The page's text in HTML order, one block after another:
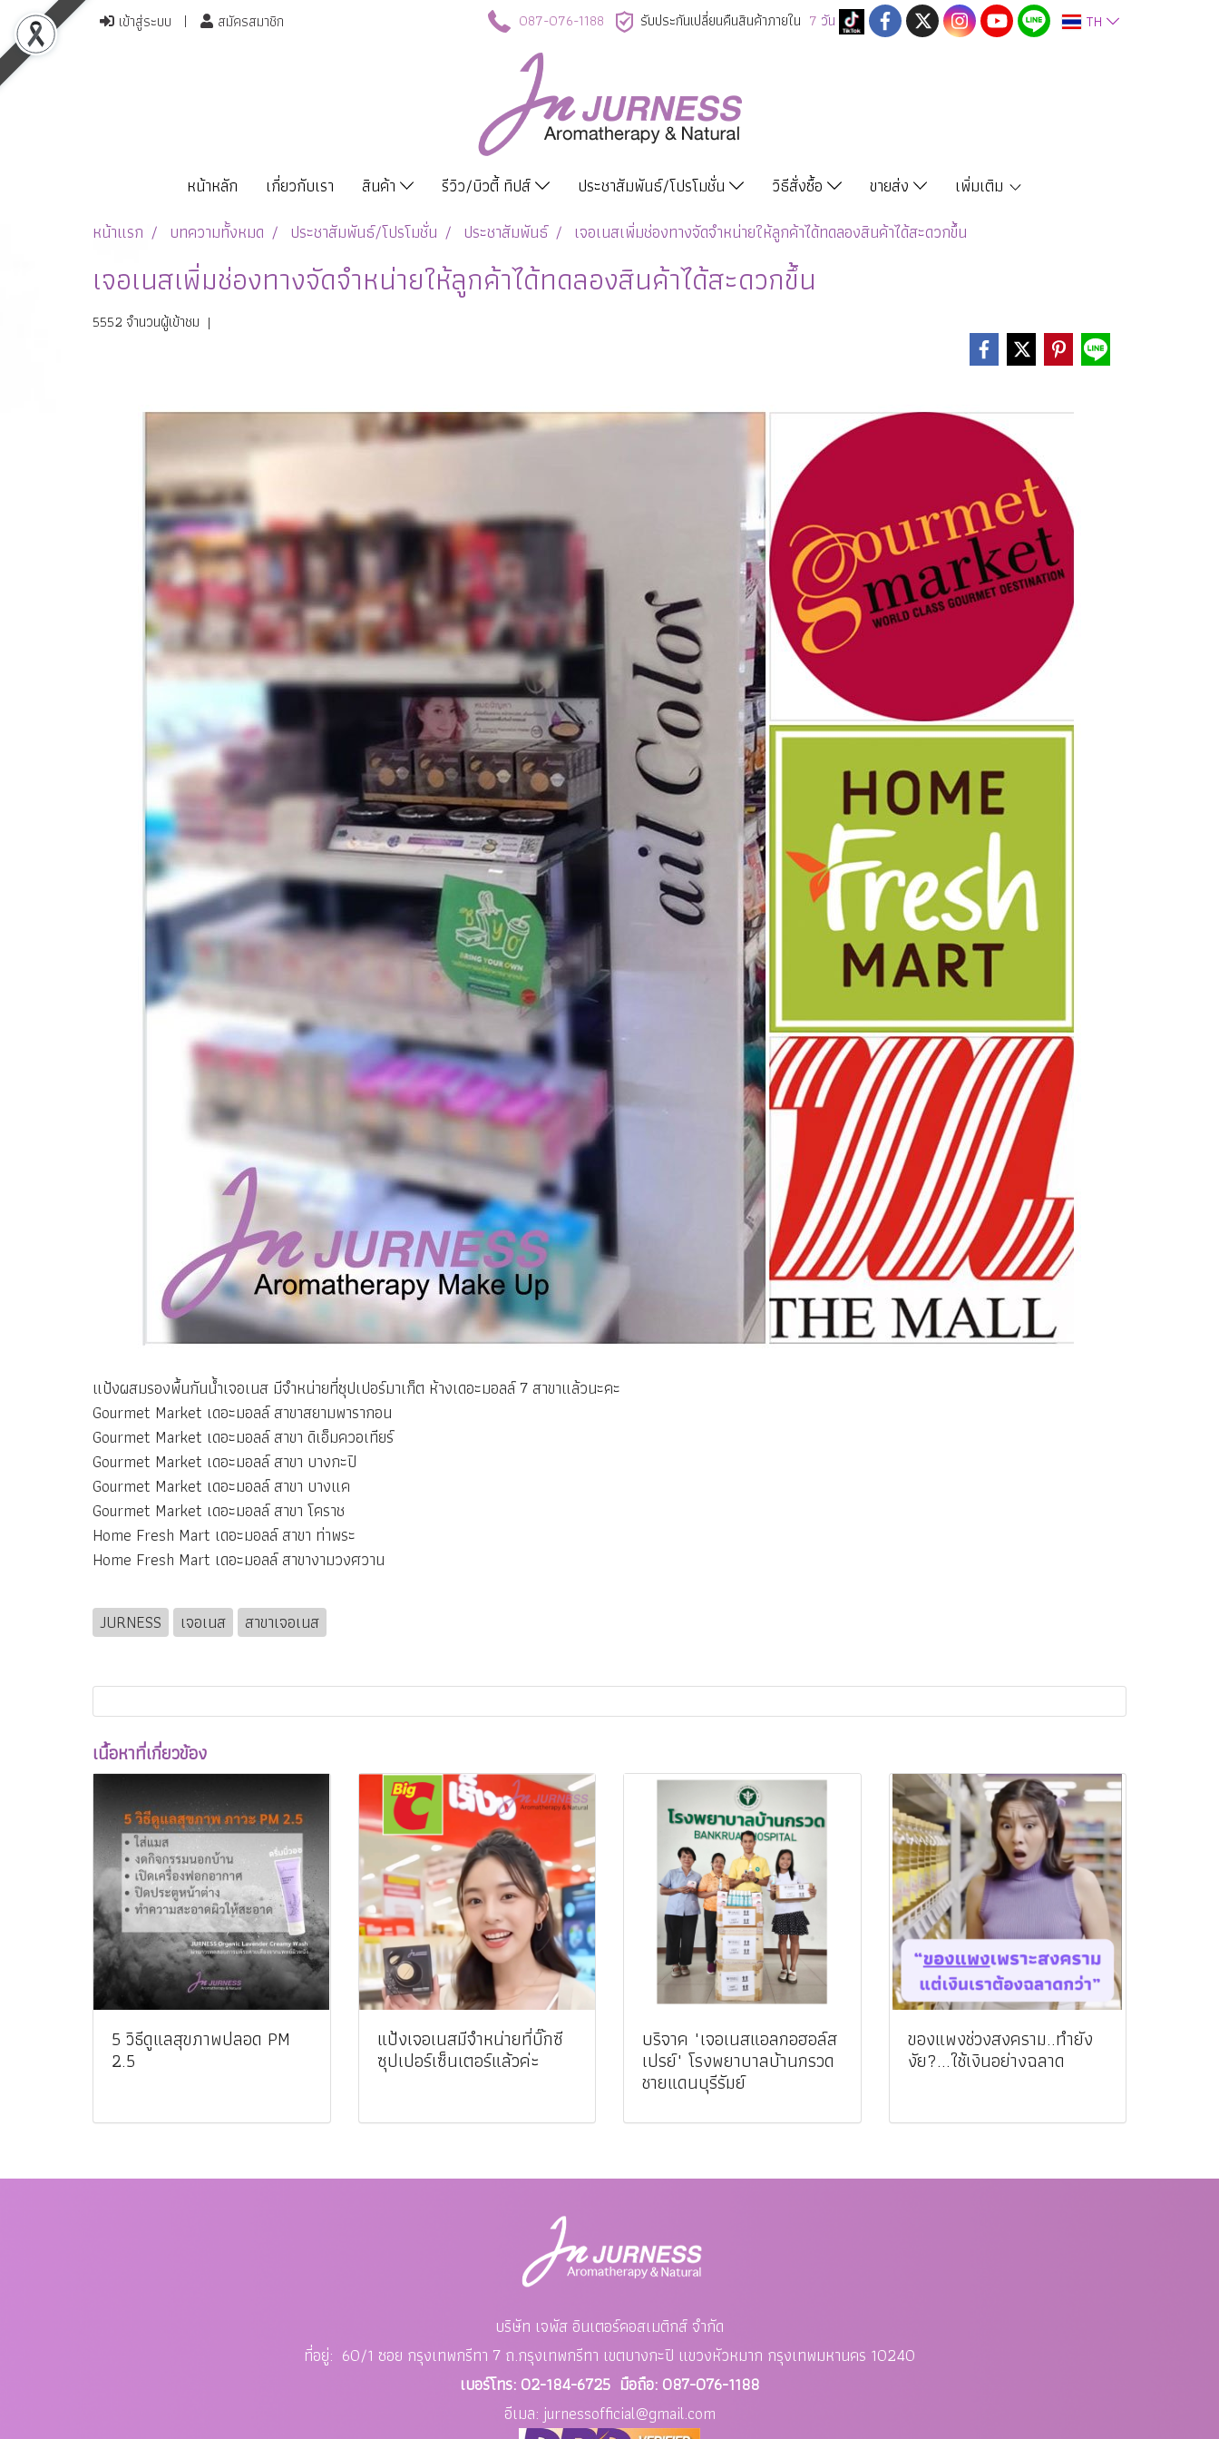
เข้าสู่ระบบ สมัครสมาชิก 087-076-1188 รับประกันเปลี่ยนคืนสินค้าภายใน 7 วัน TH
หน้าหลัก เกี่ยวกับเรา สินค้า รีวิว/บิวตี้ ทิปส์ ประชาสัมพันธ์/โปรโมชั่น วิธีสั่งซื้อ ขายส่ง
เพิ่มเติม
หน้าแรก
บทความทั้งหมด ประชาสัมพันธ์/โปรโมชั่น ประชาสัมพันธ์ เจอเนสเพิ่มช่องทางจัดจำหน่ายให้ลูกค้าได้ทดลองสินค้าได้สะดวกขึ้น
เจอเนสเพิ่มช่องทางจัดจำหน่ายให้ลูกค้าได้ทดลองสินค้าได้สะดวกขึ้น
5552 จำนวนผู้เข้าชม |
แป้งผสมรองพื้นกันน้ำเจอเนส มีจำหน่ายที่ซุปเปอร์มาเก็ต ห้างเดอะมอลล์ 7 สาขาแล้วนะคะ
Gourmet Market เดอะมอลล์ สาขาสยามพารากอน
Gourmet Market เดอะมอลล์ สาขา ดิเอ็มควอเทียร์
Gourmet Market เดอะมอลล์ สาขา บางกะปิ
Gourmet Market เดอะมอลล์ สาขา บางแค
Gourmet Market เดอะมอลล์ สาขา โคราช
Home Fresh Mart เดอะมอลล์ สาขา ท่าพระ
Home Fresh Mart เดอะมอลล์ สาขางามวงศวาน
JURNESS เจอเนส สาขาเจอเนส
เนื้อหาที่เกี่ยวข้อง
5 วิธีดูแลสุขภาพปลอด PM
2.5
แป้งเจอเนสมีจำหน่ายที่บิ๊กซี
ซุปเปอร์เซ็นเตอร์แล้วค่ะ
บริจาค "เจอเนสแอลกอฮอล์ส
เปรย์" โรงพยาบาลบ้านกรวด
ชายแดนบุรีรัมย์
ของแพงช่วงสงคราม..ทำยัง
งัย?...ใช้เงินอย่างฉลาด
บริษัท เจพัส อินเตอร์คอสเมติกส์ จำกัด
ที่อยู่: 60/1 ซอย กรุงเทพกรีทา 7 ถ.กรุงเทพกรีทา เขตบางกะปิ แขวงหัวหมาก กรุงเทพมหานคร 10240
เบอร์โทร: 02-184-6725 มือถือ: 087-076-1188
อีเมล: jurnessofficial@gmail.com